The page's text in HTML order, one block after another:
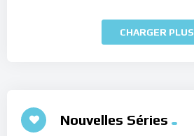
CHARGER PLUS
Nouvelles Séries